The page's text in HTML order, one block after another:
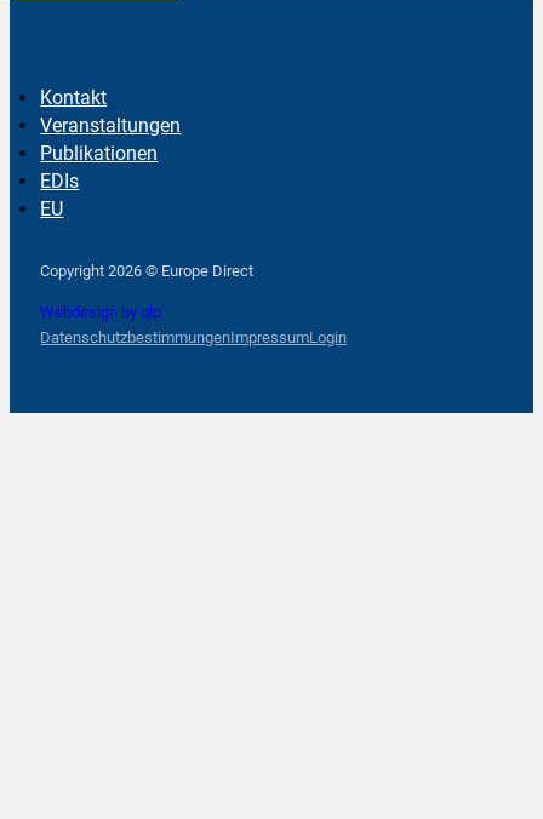
Kontakt
Veranstaltungen
Publikationen
EDIs
EU
Copyright 2026 © Europe Direct
Webdesign by qlp
DatenschutzbestimmungenImpressumLogin